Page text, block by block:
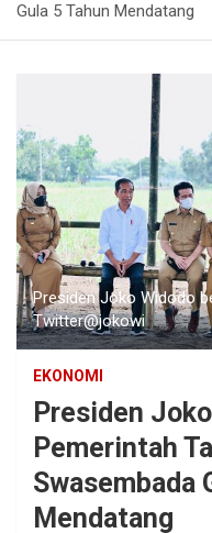
Gula 5 Tahun Mendatang
Presiden Joko Widodo
Twitter@jokowi
EKONOMI
Presiden
Pemerintah
Swasembada
Mendatang